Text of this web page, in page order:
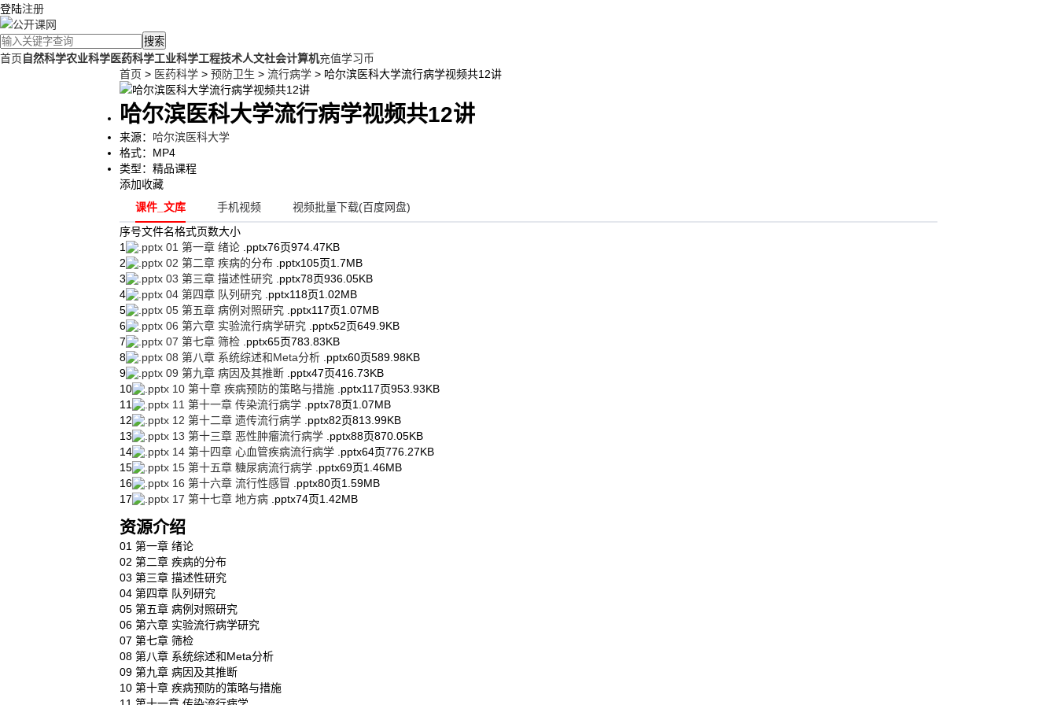
登陆注册
搜索
首页自然科学农业科学医药科学工业科学工程技术人文社会计算机充值学习币
首页 > 医药科学 > 预防卫生 > 流行病学 > 哈尔滨医科大学流行病学视频共12讲
哈尔滨医科大学流行病学视频共12讲
来源： 哈尔滨医科大学
格式： MP4
类型： 精品课程
添加收藏
课件_文库
手机视频
视频批量下载(百度网盘)
序号文件名格式页数大小
1
01 第一章 绪论 .pptx76页974.47KB
2
02 第二章 疾病的分布 .pptx105页1.7MB
3
03 第三章 描述性研究 .pptx78页936.05KB
4
04 第四章 队列研究 .pptx118页1.02MB
5
05 第五章 病例对照研究 .pptx117页1.07MB
6
06 第六章 实验流行病学研究 .pptx52页649.9KB
7
07 第七章 筛检 .pptx65页783.83KB
8
08 第八章 系统综述和Meta分析 .pptx60页589.98KB
9
09 第九章 病因及其推断 .pptx47页416.73KB
10
10 第十章 疾病预防的策略与措施 .pptx117页953.93KB
11
11 第十一章 传染流行病学 .pptx78页1.07MB
12
12 第十二章 遗传流行病学 .pptx82页813.99KB
13
13 第十三章 恶性肿瘤流行病学 .pptx88页870.05KB
14
14 第十四章 心血管疾病流行病学 .pptx64页776.27KB
15
15 第十五章 糖尿病流行病学 .pptx69页1.46MB
16
16 第十六章 流行性感冒 .pptx80页1.59MB
17
17 第十七章 地方病 .pptx74页1.42MB
资源介绍
01 第一章 绪论
02 第二章 疾病的分布
03 第三章 描述性研究
04 第四章 队列研究
05 第五章 病例对照研究
06 第六章 实验流行病学研究
07 第七章 筛检
08 第八章 系统综述和Meta分析
09 第九章 病因及其推断
10 第十章 疾病预防的策略与措施